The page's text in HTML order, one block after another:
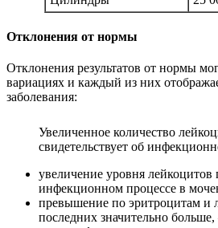
Отклонения от нормы
Отклонения результатов от нормы
вариациях и каждый из них
заболевания:
Увеличенное количество
свидетельствует об
увеличение уровня лейкоцитов
инфекционном процессе в
превышение по эритроцитам и
последних значительно